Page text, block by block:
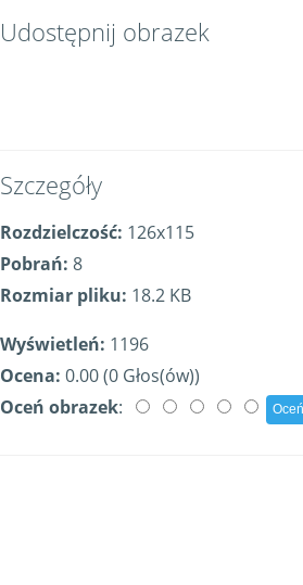
Udostępnij obrazek
Szczegóły
Rozdzielczość: 126x115
Pobrań: 8
Rozmiar pliku: 18.2 KB
Wyświetleń: 1196
Ocena: 0.00 (0 Głos(ów))
Oceń obrazek: